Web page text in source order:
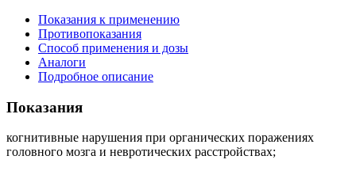
Показания к применению
Противопоказания
Способ применения и дозы
Аналоги
Подробное описание
Показания
когнитивные нарушения при органических поражениях
головного мозга и невротических расстройствах;